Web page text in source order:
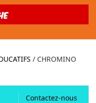
/ CHROMINO
Contactez-nous